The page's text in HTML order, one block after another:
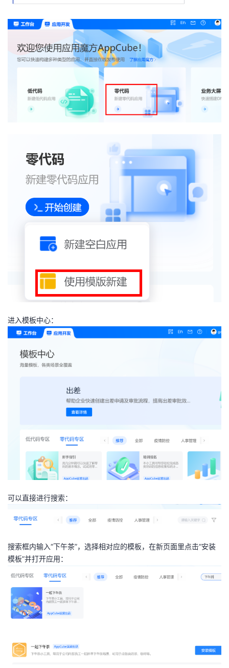
进入模板中心：
可以直接进行搜索：
搜索框内输入“下午茶”，选择相对应的模板，在新页面里点击“安装
模板”并打开应用：